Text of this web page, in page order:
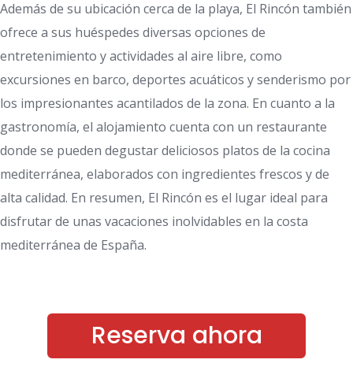
Además de su ubicación cerca de la playa, El Rincón también
ofrece a sus huéspedes diversas opciones de
entretenimiento y actividades al aire libre, como
excursiones en barco, deportes acuáticos y senderismo por
los impresionantes acantilados de la zona. En cuanto a la
gastronomía, el alojamiento cuenta con un restaurante
donde se pueden degustar deliciosos platos de la cocina
mediterránea, elaborados con ingredientes frescos y de
alta calidad. En resumen, El Rincón es el lugar ideal para
disfrutar de unas vacaciones inolvidables en la costa
mediterránea de España.
Reserva ahora